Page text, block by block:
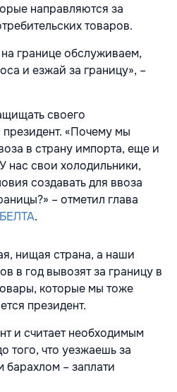
направляются за
товаров.
границе обслуживаем,
и езжай за границу», –
своего
«Почему мы
в страну импорта, еще и
нас свои холодильники,
создавать для ввоза
– отметил глава
БЕЛТА.
нищая страна, а наши
в год вывозят за границу в
которые мы тоже
президент.
и считает необходимым
того, что уезжаешь за
барахлом – заплати